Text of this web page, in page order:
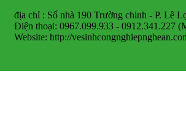
địa chỉ : Số nhà 190 Trường chinh - P. Lê
Điện thoại: 0967.099.933 - 0912.341.227
Website: http://